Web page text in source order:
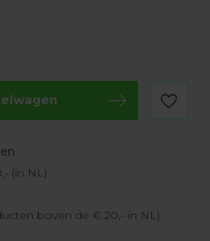
(in NL)
boven de € 20,- in NL)